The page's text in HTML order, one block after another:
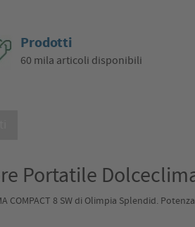
Prodotti
60 mila articoli disponibili
Portatile
COMPACT 8 SW di Olimpia Splendid.